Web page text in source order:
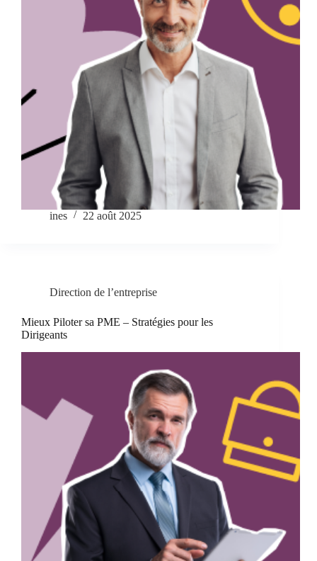
ines 22 août 2025
Direction de l’entreprise
Mieux Piloter sa PME – Stratégies pour les
Dirigeants